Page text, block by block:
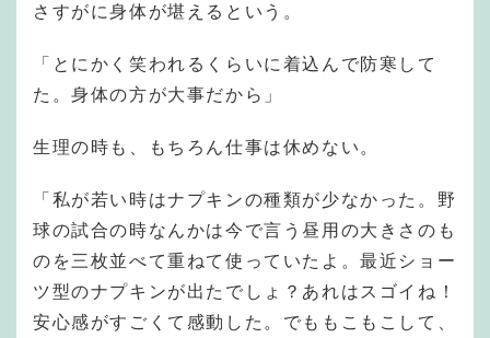
さすがに身体が堪えるという。
「とにかく笑われるくらいに着込んで防寒して
た。身体の方が大事だから」
生理の時も、もちろん仕事は休めない。
「私が若い時はナプキンの種類が少なかった。野
球の試合の時なんかは今で言う昼用の大きさのも
のを三枚並べて重ねて使っていたよ。最近ショー
ツ型のナプキンが出たでしょ？あれはスゴイね！
安心感がすごくて感動した。でももこもこして、